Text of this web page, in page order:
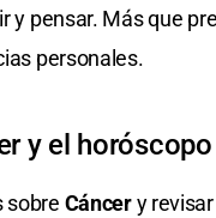
y pensar. Más que
personales.
y el horóscopo
sobre Cáncery revisar